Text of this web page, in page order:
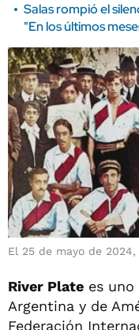
Salas rompió el
"En los últimos
El 25 de mayo de
River Plate es
Argentina y de
Federación